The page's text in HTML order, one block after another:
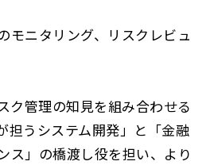
モニタリング、リスクレビュ
ク管理の知見を組み合わせる
担うシステム開発」と「金融
ス」の橋渡し役を担い、より